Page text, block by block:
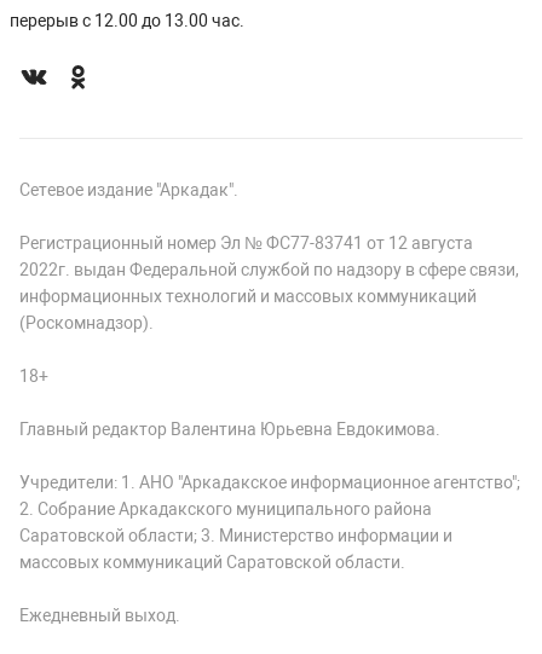
перерыв с 12.00 до 13.00 час.
Сетевое издание "Аркадак".
Регистрационный номер Эл № ФС77-83741 от 12 августа
2022г. выдан Федеральной службой по надзору в сфере связи,
информационных технологий и массовых коммуникаций
(Роскомнадзор).
18+
Главный редактор Валентина Юрьевна Евдокимова.
Учредители: 1. АНО "Аркадакское информационное агентство";
2. Собрание Аркадакского муниципального района
Саратовской области; 3. Министерство информации и
массовых коммуникаций Саратовской области.
Ежедневный выход.